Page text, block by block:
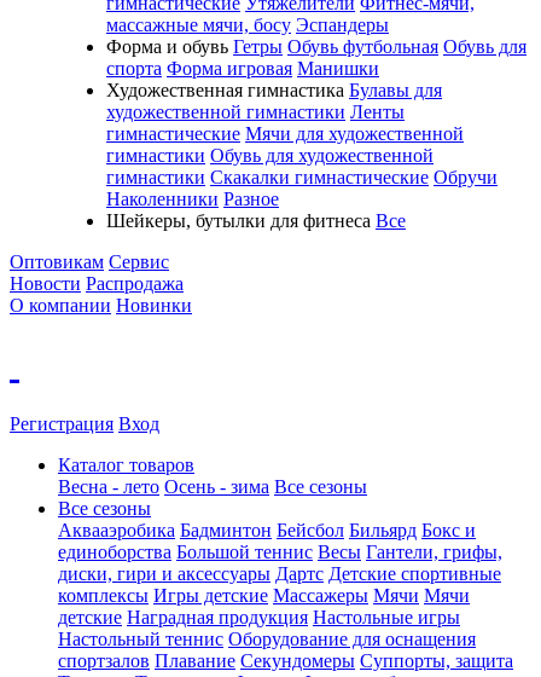
массажные мячи, босу Эспандеры
Форма и обувь Гетры Обувь футбольная Обувь для
спорта Форма игровая Манишки
Художественная гимнастика Булавы для
художественной гимнастики Ленты
гимнастические Мячи для художественной
гимнастики Обувь для художественной
гимнастики Скакалки гимнастические Обручи
Наколенники Разное
Шейкеры, бутылки для фитнеса Все
Оптовикам Сервис
Новости Распродажа
О компании Новинки
Регистрация Вход
Каталог товаров
Весна - лето Осень - зима Все сезоны
Все сезоны
Аквааэробика Бадминтон Бейсбол Бильярд Бокс и
единоборства Большой теннис Весы Гантели, грифы,
диски, гири и аксессуары Дартс Детские спортивные
комплексы Игры детские Массажеры Мячи Мячи
детские Наградная продукция Настольные игры
Настольный теннис Оборудование для оснащения
спортзалов Плавание Секундомеры Суппорты, защита